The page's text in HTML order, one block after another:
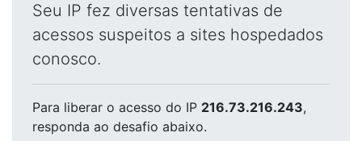
Seu IP fez diversas tentativas de
acessos suspeitos a sites hospedados
conosco.
Para liberar o acesso do IP 216.73.216.243,
responda ao desafio abaixo.